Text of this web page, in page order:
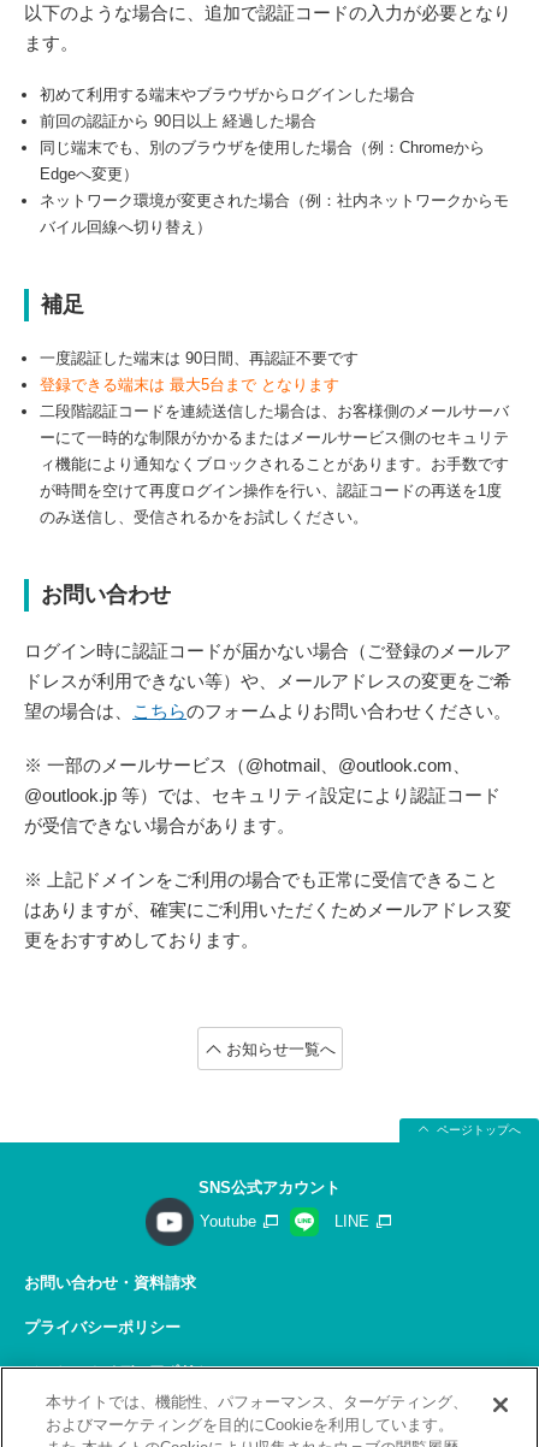
以下のような場合に、追加で認証コードの入力が必要となり
ます。
初めて利用する端末やブラウザからログインした場合
前回の認証から 90日以上 経過した場合
同じ端末でも、別のブラウザを使用した場合（例：Chromeから
Edgeへ変更）
ネットワーク環境が変更された場合（例：社内ネットワークからモ
バイル回線へ切り替え）
補足
一度認証した端末は 90日間、再認証不要です
登録できる端末は 最大5台まで となります
二段階認証コードを連続送信した場合は、お客様側のメールサーバ
ーにて一時的な制限がかかるまたはメールサービス側のセキュリテ
ィ機能により通知なくブロックされることがあります。お手数です
が時間を空けて再度ログイン操作を行い、認証コードの再送を1度
のみ送信し、受信されるかをお試しください。
お問い合わせ
ログイン時に認証コードが届かない場合（ご登録のメールア
ドレスが利用できない等）や、メールアドレスの変更をご希
望の場合は、
こちらのフォームよりお問い合わせください。
※ 一部のメールサービス（@hotmail、@outlook.com、
@outlook.jp 等）では、セキュリティ設定により認証コード
が受信できない場合があります。
※ 上記ドメインをご利用の場合でも正常に受信できること
はありますが、確実にご利用いただくためメールアドレス変
更をおすすめしております。
お知らせ一覧へ
ページトップへ
SNS公式アカウント
Youtube
LINE
お問い合わせ・資料請求
プライバシーポリシー
ソーシャルメディアポリシー
サイトの利用について
本サイトでは、機能性、パフォーマンス、ターゲティング、
およびマーケティングを目的にCookieを利用しています。